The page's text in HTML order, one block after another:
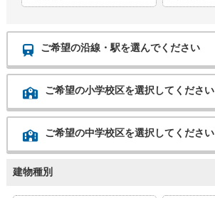
ご希望の沿線・駅を選んでください
ご希望の小学校区を選択してください
ご希望の中学校区を選択してください
建物種別